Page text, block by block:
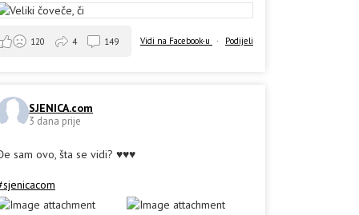
Vidi na Facebook-u · Podijeli
120 4 149
SJENICA.com
3 dana prije
sam ovo, šta se vidi? ♥️♥️♥️